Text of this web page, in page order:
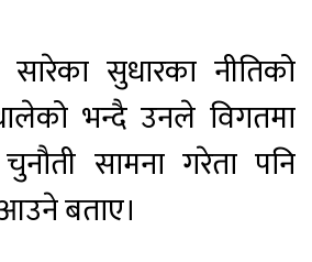
सुधारका नीतिको
भन्दै उनले विगतमा
सामना गरेता पनि
बताए।